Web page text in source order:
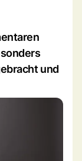
und